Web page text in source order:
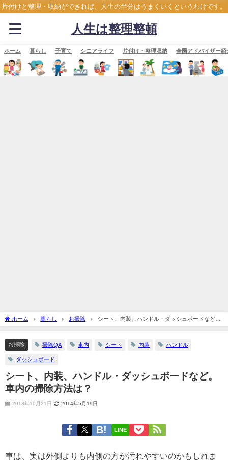
片付けと整理・収納ができれば、人生の半分はうまくいくというわけです。
人生は整理整頓
ホーム 暮らし 子育て シニアライフ 片付け・整理収納 全国アドバイザー紹
ホーム 暮らし お掃除
シート、内装、ハンドル・ダッシュボードなど。
車内の掃除方法は？
お掃除 掃除QA 車内 シート 内装 ハンドル
ダッシュボード
シート、内装、ハンドル・ダッシュボードなど。
車内の掃除方法は？
2013年10月21日 2014年5月19日
LINE
車は、実は外側よりも内側の方が汚れやすいのかもしれま